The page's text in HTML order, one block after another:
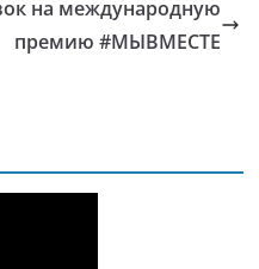
на международную
премию #МЫВМЕСТЕ